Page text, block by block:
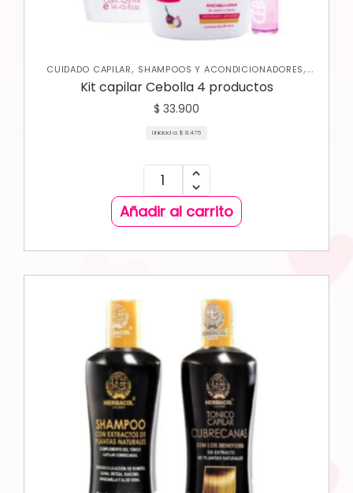
CUIDADO CAPILAR, SHAMPOOS Y ACONDICIONADORES,
TRATAMIENTOS CAPILARES
Kit capilar Cebolla 4 productos
$ 33.900
Unidad a: $ 8.475
Añadir al carrito